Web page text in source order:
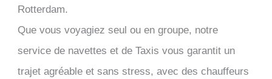
Rotterdam.
Que vous voyagiez seul ou en groupe, notre
service de navettes et de Taxis vous garantit un
trajet agréable et sans stress, avec des chauffeurs